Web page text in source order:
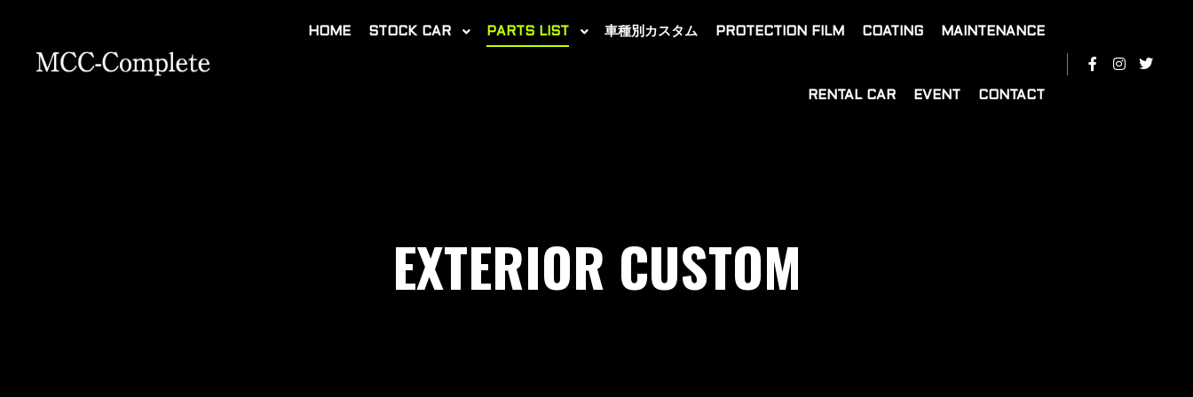
HOME STOCK CAR PARTS LIST 車種別カスタム PROTECTION FILM COATING MAINTENANCE
RENTAL CAR EVENT CONTACT
EXTERIOR CUSTOM